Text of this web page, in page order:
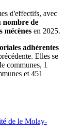
d'effectifs, avec
nombre de
mécènes en 2025.
adhérentes
Elles se
communes, 1
et 451
de le Molay-